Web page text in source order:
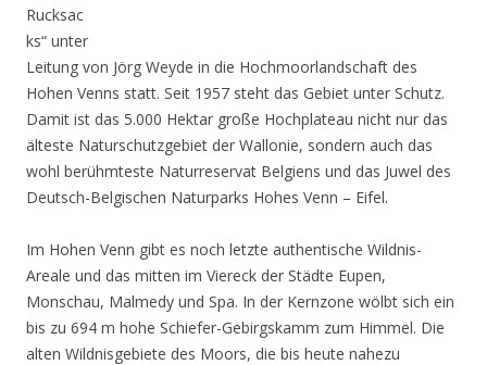
Rucksac
ks“ unter
Leitung von Jörg Weyde in die Hochmoorlandschaft des
Hohen Venns statt. Seit 1957 steht das Gebiet unter Schutz.
Damit ist das 5.000 Hektar große Hochplateau nicht nur das
älteste Naturschutzgebiet der Wallonie, sondern auch das
wohl berühmteste Naturreservat Belgiens und das Juwel des
Deutsch-Belgischen Naturparks Hohes Venn – Eifel.
Im Hohen Venn gibt es noch letzte authentische Wildnis-
Areale und das mitten im Viereck der Städte Eupen,
Monschau, Malmedy und Spa. In der Kernzone wölbt sich ein
bis zu 694 m hohe Schiefer-Gebirgskamm zum Himmel. Die
alten Wildnisgebiete des Moors, die bis heute nahezu